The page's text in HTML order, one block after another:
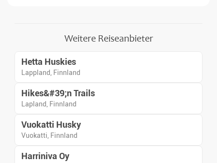
Pferde-Schlitten und
Weitere Reiseanbieter
Hetta Huskies
Lappland, Finnland
Hikes&#39;n Trails
Lapland, Finnland
Vuokatti Husky
Vuokatti, Finnland
Harriniva Oy